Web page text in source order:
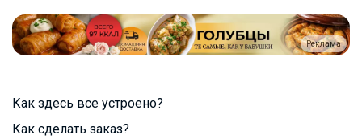
Реклама
Как здесь все устроено?
Как сделать заказ?